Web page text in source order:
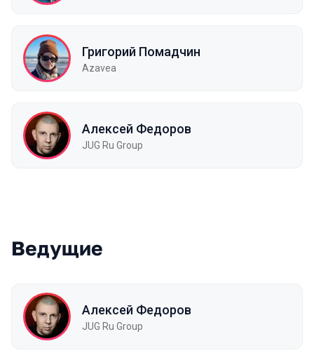
Григорий Помадчин
Azavea
Алексей Федоров
JUG Ru Group
Ведущие
Алексей Федоров
JUG Ru Group